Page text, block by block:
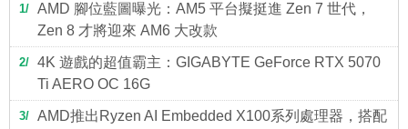
1
AMD 腳位藍圖曝光：AM5 平台擬挺進 Zen 7 世代，
Zen 8 才將迎來 AM6 大改款
2
4K 遊戲的超值霸主：GIGABYTE GeForce RTX 5070
Ti AERO OC 16G
3
AMD推出Ryzen AI Embedded X100系列處理器，搭配